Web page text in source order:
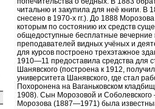
читальню и закупила для неё книги. В
снесено в 1970-х гг.). До 1888
которым по состоянию их средств
общедоступные бесплатные вечерние
преподавателей видных учёных и
для курсов построено трехэтажное
1910—11 предоставила средства для
Шанявского (построена к 1912,
университета Шанявского, где стал
Похоронена на Ваганьковском
1908). Сын Морозовой и
Морозова (1887—1971) была